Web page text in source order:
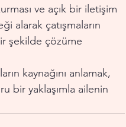
ve açık bir iletişim
alarak çatışmaların
şekilde çözüme
kaynağını anlamak,
bir yaklaşımla ailenin